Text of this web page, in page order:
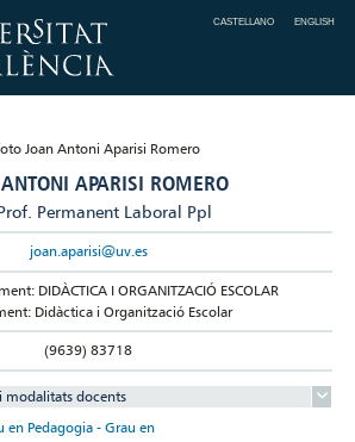
CASTELLANO ENGLISH
APARISI ROMERO
Permanent Laboral Ppl
joan.aparisi@uv.es
DIDÀCTICA I ORGANITZACIÓ ESCOLAR
Didàctica i Organització Escolar
(9639) 83718
modalitats docents
en Pedagogia - Grau en